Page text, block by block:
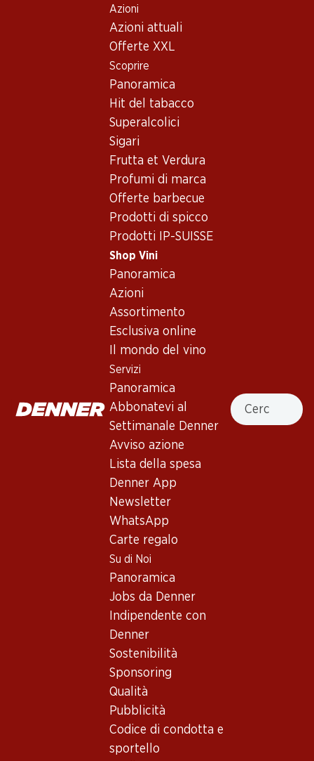
Azioni
Azioni attuali
Offerte XXL
Scoprire
Panoramica
Hit del tabacco
Superalcolici
Sigari
Frutta et Verdura
Profumi di marca
Offerte barbecue
Prodotti di spicco
Prodotti IP-SUISSE
Shop Vini
Panoramica
Azioni
Assortimento
Esclusiva online
Il mondo del vino
Servizi
Panoramica
Abbonatevi al
Settimanale Denner
Avviso azione
Lista della spesa
Denner App
Newsletter
WhatsApp
Carte regalo
Su di Noi
Panoramica
Jobs da Denner
Indipendente con
Denner
Sostenibilità
Sponsoring
Qualità
Pubblicità
Codice di condotta e
sportello
Cercare
Vino/champagne
Rioja
Vino rosso_old - Spagna,
Rioja
Era Costana Tempranillo
83.70
Coto de Imaz Reserva Rioja
DOCa
2021
Bottiglia: 5.20 invece di 6.60
Era Costana Reserva Rioja
Bottiglia: 10.95
Marqués de Cáceres
Crianza Rioja DOCa
2022
Faustino I Gran Reserva
269.70
2022